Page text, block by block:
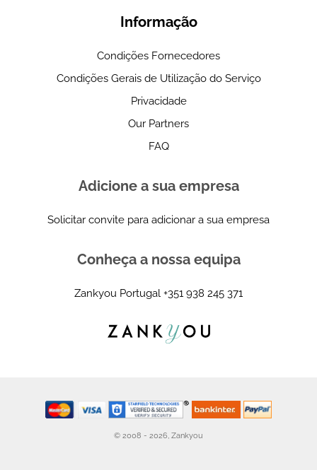
Informação
Condições Fornecedores
Condições Gerais de Utilização do Serviço
Privacidade
Our Partners
FAQ
Adicione a sua empresa
Solicitar convite para adicionar a sua empresa
Conheça a nossa equipa
Zankyou Portugal +351 938 245 371
© 2008 - 2026, Zankyou